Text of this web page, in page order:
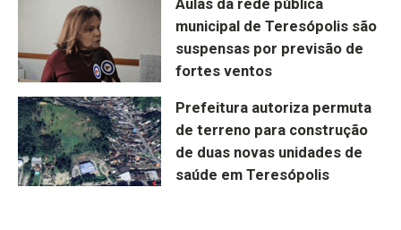
Aulas da rede pública
municipal de Teresópolis são
suspensas por previsão de
fortes ventos
Prefeitura autoriza permuta
de terreno para construção
de duas novas unidades de
saúde em Teresópolis